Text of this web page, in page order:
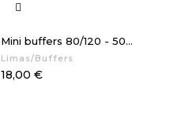
Mini buffers 80/120 - 50...
Limas/Buffers
Preço
18,00 €